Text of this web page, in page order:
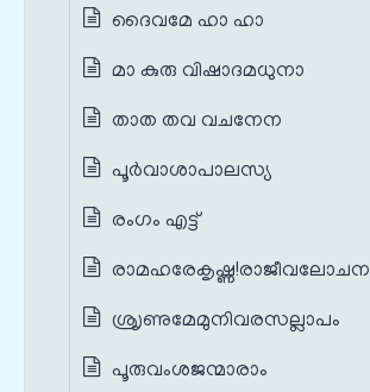
ദൈവമേ ഹാ ഹാ
മാ കുരു വിഷാദമധുനാ
താത തവ വചനേന
പൂർവാശാപാലസ്യ
രംഗം എട്ട്
രാമഹരേകൃഷ്ണ!രാജീവലോചന
ശ്രൃണുമേമുനിവരസല്ലാപം
പൂരുവംശജന്മാരാം